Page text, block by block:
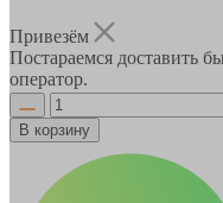
Привезём
Постараемся доставить
оператор.
В корзину